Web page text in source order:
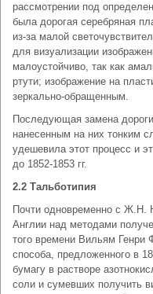
рассмотрении под
была дорогая серебряная
из-за малой
для визуализации
малоустойчиво, так как
ртути; изображение на
зеркально-обращенным.
Последующая замена
нанесенным на них тонким
удешевила этот процесс и
до 1852-1853 гг.
2.2 Тальботипия
Почти одновременно с Ж.Н.
Англии над методами
того времени Вильям Генри
способа, предложенного в
бумагу в растворе
соли и сумевших получить